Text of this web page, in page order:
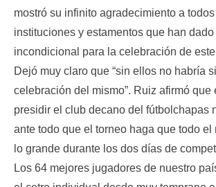
mostró su infinito agradecimiento a
instituciones y estamentos que han
incondicional para la celebración de
Dejó muy claro que “sin ellos no habría
celebración del mismo”. Ruiz afirmó que
presidir el club decano del fútbolchapas
ante todo que el torneo haga que todo el
lo grande durante los dos días de
Los 64 mejores jugadores de nuestro